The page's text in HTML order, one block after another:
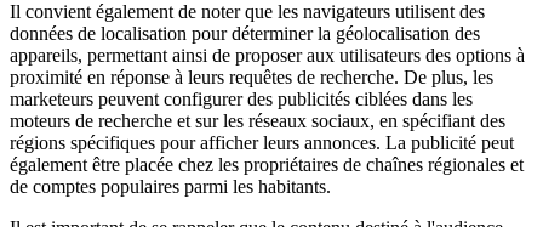
Il convient également de noter que les navigateurs utilisent des
données de localisation pour déterminer la géolocalisation des
appareils, permettant ainsi de proposer aux utilisateurs des options à
proximité en réponse à leurs requêtes de recherche. De plus, les
marketeurs peuvent configurer des publicités ciblées dans les
moteurs de recherche et sur les réseaux sociaux, en spécifiant des
régions spécifiques pour afficher leurs annonces. La publicité peut
également être placée chez les propriétaires de chaînes régionales et
de comptes populaires parmi les habitants.